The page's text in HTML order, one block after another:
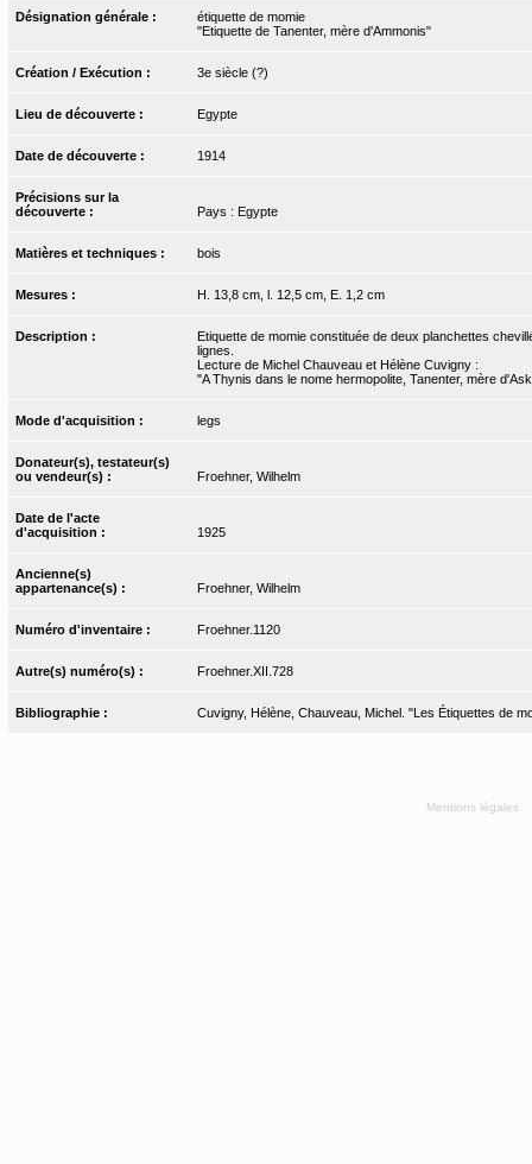
Désignation générale :
étiquette de momie
"Etiquette de Tanenter, mère d'Ammonis"
Création / Exécution : 3e siècle (?)
Lieu de découverte : Egypte
Date de découverte : 1914
Précisions sur la
découverte :
Pays : Egypte
Matières et techniques : bois
Mesures : H. 13,8 cm, l. 12,5 cm, E. 1,2 cm
Description :
Etiquette de momie constituée de deux planchettes
lignes.
Lecture de Michel Chauveau et Hélène Cuvigny :
"A Thynis dans le nome hermopolite, Tanenter, mère
Mode d'acquisition : legs
Donateur(s), testateur(s)
ou vendeur(s) :
Froehner, Wilhelm
Date de l'acte
d'acquisition :
1925
Ancienne(s)
appartenance(s) :
Froehner, Wilhelm
Numéro d'inventaire : Froehner.1120
Autre(s) numéro(s) : Froehner.XII.728
Bibliographie : Cuvigny, Hélène, Chauveau, Michel. "Les Étiquettes de
Mentions légales